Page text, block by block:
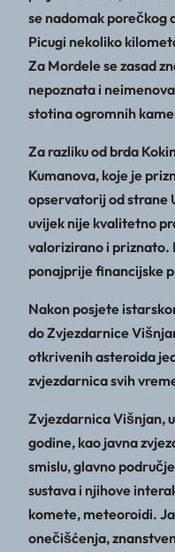
se nadomak porečkog
Picugi nekoliko
Za Mordele se zasad
nepoznata i
stotina ogromnih
Za razliku od brda
Kumanova, koje je
opservatorij od strane
uvijek nije kvalitetno
valorizirano i priznato.
ponajprije financijske
Nakon posjete
do Zvjezdarnice
otkrivenih asteroida
zvjezdarnica svih
Zvjezdarnica Višnjan,
godine, kao javna
smislu, glavno
sustava i njihove
komete, meteoroidi.
onečišćenja,